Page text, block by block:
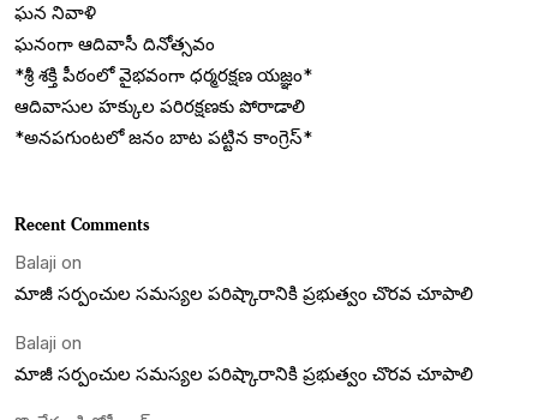
ఘన నివాళి
ఘనంగా ఆదివాసీ దినోత్సవం
*శ్రీ శక్తి పీఠంలో వైభవంగా ధర్మరక్షణ యజ్ఞం*
ఆదివాసుల హక్కుల పరిరక్షణకు పోరాడాలి
*అనపగుంటలో జనం బాట పట్టిన కాంగ్రెస్*
Recent Comments
Balaji on
మాజీ సర్పంచుల సమస్యల పరిష్కారానికి ప్రభుత్వం చొరవ చూపాలి
Balaji on
మాజీ సర్పంచుల సమస్యల పరిష్కారానికి ప్రభుత్వం చొరవ చూపాలి